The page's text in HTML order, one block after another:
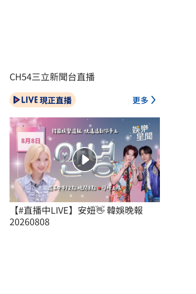
CH54三立新聞台直播
現正直播 更多
【#直播中LIVE】安妞👋 韓娛晚報
20260808